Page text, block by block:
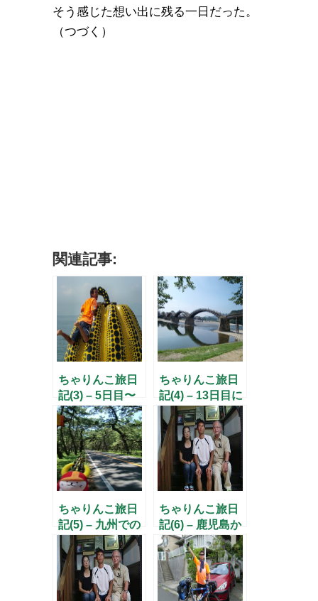
そう感じた想い出に残る一日だった。
（つづく）
関連記事:
ちゃりんこ旅日
記(3) – 5日目〜
11日目まで –
ちゃりんこ旅日
記(4) – 13日目に
九州へ上陸 –
ちゃりんこ旅日
記(5) – 九州での
日々 –
ちゃりんこ旅日
記(6) – 鹿児島か
ら宮崎へ –